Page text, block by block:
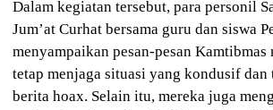
Dalam kegiatan tersebut, para personil
Jum’at Curhat bersama guru dan siswa
menyampaikan pesan-pesan
tetap menjaga situasi yang kondusif
berita hoax. Selain itu, mereka juga